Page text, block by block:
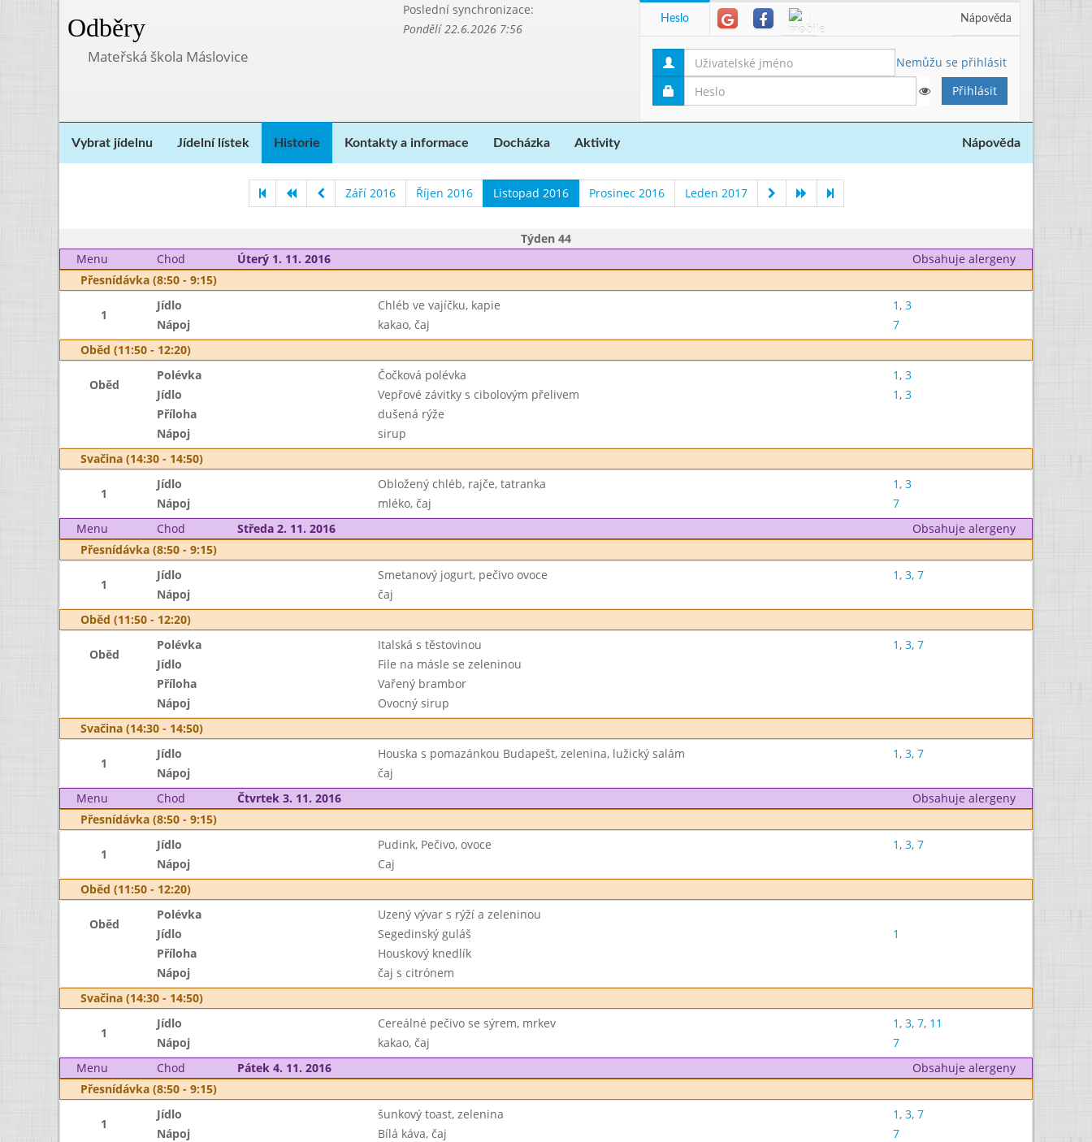
Odběry
Poslední synchronizace:
Pondělí 22.6.2026 7:56
Mateřská škola Máslovice
Heslo Nápověda
Nemůžu se přihlásit
Vybrat jídelnu Jídelní lístek Historie Kontakty a informace Docházka Aktivity Nápověda
Září 2016 Říjen 2016 Listopad 2016 Prosinec 2016 Leden 2017
Týden 44
Menu
Chod Úterý 1. 11. 2016
Obsahuje alergeny
Přesnídávka (8:50 - 9:15)
1
Jídlo Chléb ve vajíčku, kapie 1, 3
Nápoj
kakao, čaj
7
Oběd (11:50 - 12:20)
Oběd
Polévka Čočková polévka 1, 3
Jídlo
Vepřové závitky s cibolovým přelivem 1, 3
Příloha
dušená rýže
Nápoj
sirup
Svačina (14:30 - 14:50)
1
Jídlo Obložený chléb, rajče, tatranka 1, 3
Nápoj
mléko, čaj
7
Menu
Chod Středa 2. 11. 2016
Obsahuje alergeny
Přesnídávka (8:50 - 9:15)
1
Jídlo Smetanový jogurt, pečivo ovoce 1, 3, 7
Nápoj
čaj
Oběd (11:50 - 12:20)
Oběd
Polévka Italská s těstovinou 1, 3, 7
Jídlo
File na másle se zeleninou
Příloha
Vařený brambor
Nápoj
Ovocný sirup
Svačina (14:30 - 14:50)
1
Jídlo Houska s pomazánkou Budapešt, zelenina, lužický salám 1, 3, 7
Nápoj
čaj
Menu
Chod Čtvrtek 3. 11. 2016
Obsahuje alergeny
Přesnídávka (8:50 - 9:15)
1
Jídlo Pudink, Pečivo, ovoce 1, 3, 7
Nápoj
Caj
Oběd (11:50 - 12:20)
Oběd
Polévka
Uzený vývar s rýží a zeleninou
Jídlo
Segedinský guláš
1
Příloha
Houskový knedlík
Nápoj
čaj s citrónem
Svačina (14:30 - 14:50)
1
Jídlo Cereálné pečivo se sýrem, mrkev 1, 3, 7, 11
Nápoj
kakao, čaj
7
Menu
Chod Pátek 4. 11. 2016
Obsahuje alergeny
Přesnídávka (8:50 - 9:15)
1
Jídlo šunkový toast, zelenina 1, 3, 7
Nápoj
Bílá káva, čaj
7